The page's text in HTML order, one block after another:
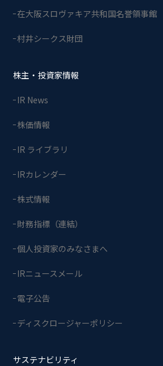
在大阪スロヴァキア共和国名誉領事館
村井シークス財団
株主・投資家情報
IR News
株価情報
IR ライブラリ
IRカレンダー
株式情報
財務指標（連結）
個人投資家のみなさまへ
IRニュースメール
電子公告
ディスクロージャーポリシー
サステナビリティ